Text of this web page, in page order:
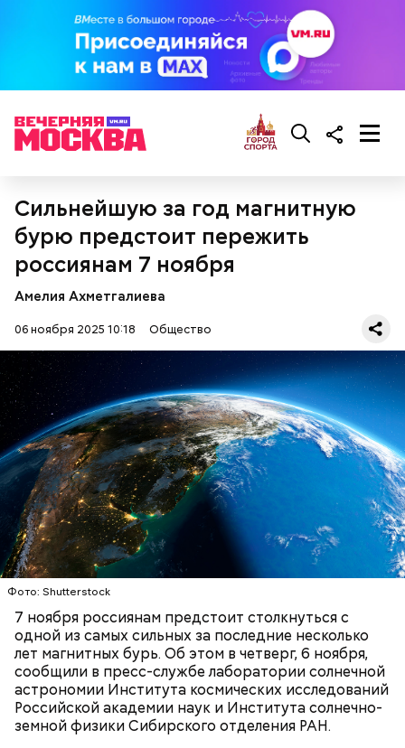
Сильнейшую за год магнитную
бурю предстоит пережить
россиянам 7 ноября
Амелия Ахметгалиева
06 ноября 2025 10:18 Общество
Фото: Shutterstock
7 ноября россиянам предстоит столкнуться с
одной из самых сильных за последние несколько
лет магнитных бурь. Об этом в четверг, 6 ноября,
сообщили в пресс-службе лаборатории солнечной
астрономии Института космических исследований
Российской академии наук и Института солнечно-
земной физики Сибирского отделения РАН.
Грибным дождем называют те осадки, которые
выпадают в солнечную погоду. Считается, что
после них в лесу появляется много грибов, поэтому
дождь и прозвали грибным. Август же считается
началом грибного сезона, поэтому 6-го числа этого
месяца отмечается День грибного дождя. В этот
праздник принято отправляться в лес собирать
грибы, даже если на улице непогода.
Терапевт Кондрахин назвал
продукты и напитки, которые
выводят токсины из организма
Ранние плоды, по словам врача, лучше не есть:
беременным, кормящим женщинам;
людям с ослабленной иммунной системой;
пожилым;
Чистит сосуды и защищает от
рака: чем полезен кресс-салат